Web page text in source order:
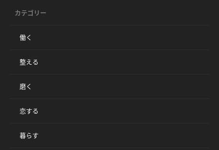
カテゴリー
働く
整える
磨く
恋する
暮らす